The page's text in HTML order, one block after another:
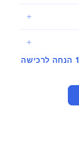
הצטרפו לחברים שלנו וקבלו 10% הנחה לרכישה